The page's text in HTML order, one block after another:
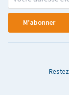
M'abonner